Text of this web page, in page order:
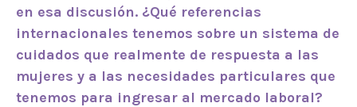
en esa discusión. ¿Qué referencias
internacionales tenemos sobre un sistema de
cuidados que realmente de respuesta a las
mujeres y a las necesidades particulares que
tenemos para ingresar al mercado laboral?